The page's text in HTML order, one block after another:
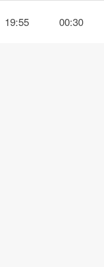
19:55 00:30